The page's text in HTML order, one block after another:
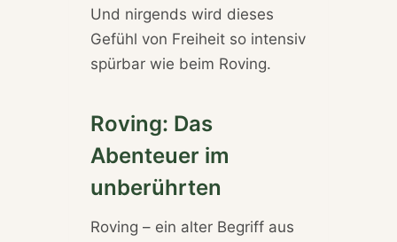
Und nirgends wird dieses
Gefühl von Freiheit so intensiv
spürbar wie beim Roving.
Roving: Das
Abenteuer im
unberührten
Roving – ein alter Begriff aus